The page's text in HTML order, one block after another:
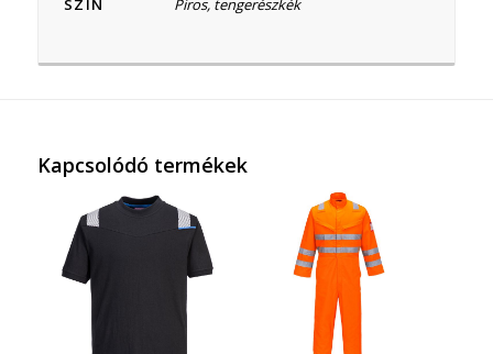
SZÍN
Piros, tengerészkék
Kapcsolódó termékek